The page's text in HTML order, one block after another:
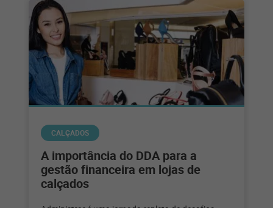
CALÇADOS
A importância do DDA para a
gestão financeira em lojas de
calçados